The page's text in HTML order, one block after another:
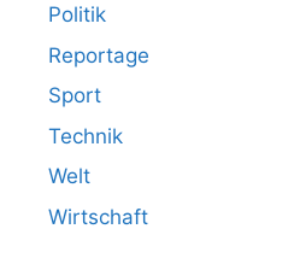
Politik
Reportage
Sport
Technik
Welt
Wirtschaft